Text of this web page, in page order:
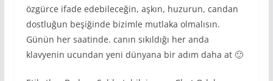
özgürce ifade edebileceğin, aşkın, huzurun, candan
dostluğun beşiğinde bizimle mutlaka olmalısın.
Günün her saatinde. canın sıkıldığı her anda
klavyenin ucundan yeni dünyana bir adım daha at 🙂